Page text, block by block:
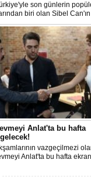
son günlerin
biri olan Sibel Can'ın
beklediği karar aylar
Anlat'ta bu hafta
vazgeçilmezi
Anlat'ta bu hafta
şansı bulacak.